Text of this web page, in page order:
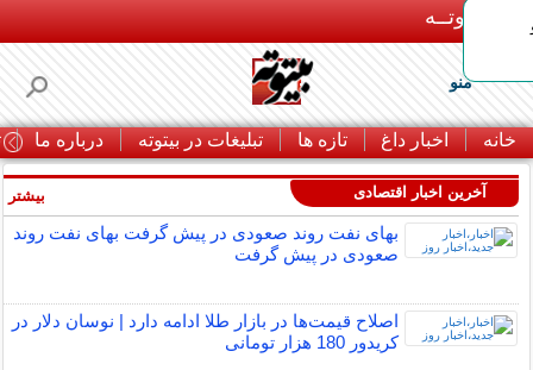
بـیتوتــه
منو
خانه اخبار داغ تازه ها تبلیغات در بیتوته درباره ما
آخرین اخبار اقتصادی
بهای نفت روند صعودی در پیش گرفت بهای نفت روند
صعودی در پیش گرفت
اصلاح قیمت‌ها در بازار طلا ادامه دارد | نوسان دلار در
کریدور 180 هزار تومانی
بیشتر